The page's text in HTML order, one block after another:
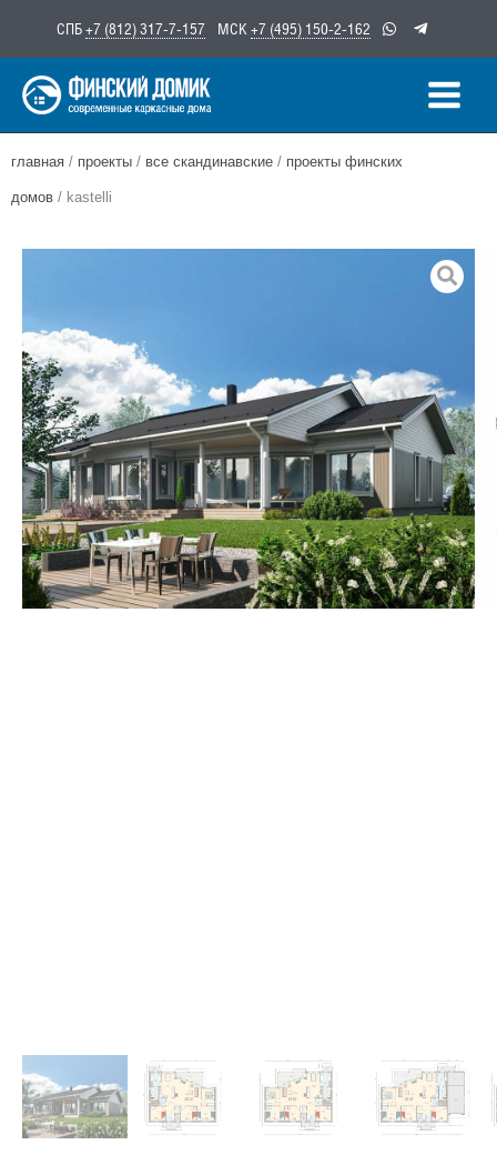
содержимому
СПБ+7 (812) 317-7-157 МСК +7 (495) 150-2-162
главная / проекты / все скандинавские / проекты финских
домов / kastelli